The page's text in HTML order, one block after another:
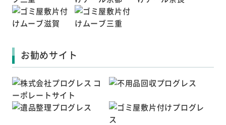
お勧めサイト